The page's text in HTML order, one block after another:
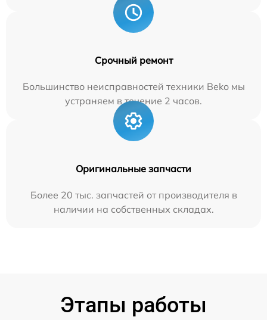
Срочный ремонт
Большинство неисправностей техники Beko мы
устраняем в течение 2 часов.
Оригинальные запчасти
Более 20 тыс. запчастей от производителя в
наличии на собственных складах.
Этапы работы